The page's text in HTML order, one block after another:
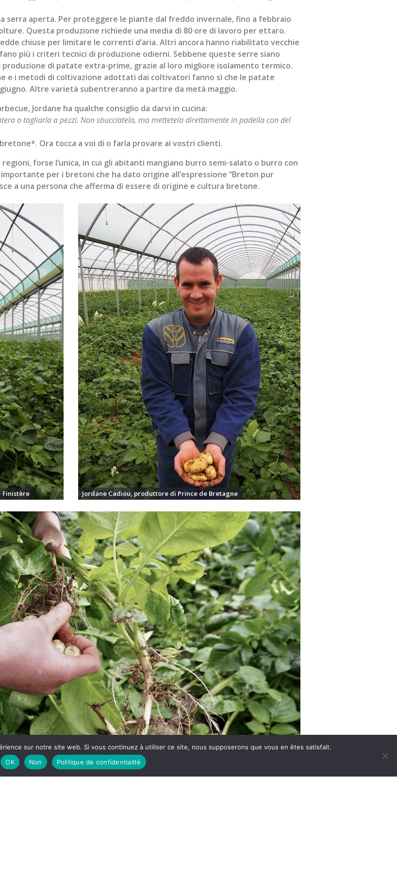
serra aperta. Per proteggere le piante dal freddo invernale, fino a febbraio
Questa produzione richiede una media di 80 ore di lavoro per ettaro.
chiuse per limitare le correnti d’aria. Altri ancora hanno riabilitato vecchie
più i criteri tecnici di produzione odierni. Sebbene queste serre siano
di patate extra-prime, grazie al loro migliore isolamento termico.
e i metodi di coltivazione adottati dai coltivatori fanno sì che le patate
Altre varietà subentreranno a partire da metà maggio.
Jordane ha qualche consiglio da darvi in cucina:
o tagliarla a pezzi. Non sbucciatela, ma mettetela direttamente in padella con del
Ora tocca a voi di o farla provare ai vostri clienti.
regioni, forse l’unica, in cui gli abitanti mangiano burro semi-salato o burro con
per i bretoni che ha dato origine all’espressione “Breton pur
a una persona che afferma di essere di origine e cultura bretone.
Finistère Jordane Cadiou, produttore di Prince de Bretagne
sur notre site web. Si vous continuez à utiliser ce site, nous supposerons que vous en êtes satisfait.
OK
Non Politique de confidentialité